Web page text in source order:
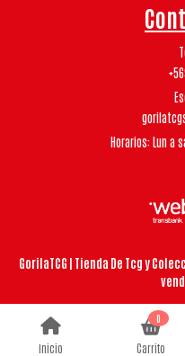
Horarios: Lun a
GorilaTCG | Tienda De Tcg y
Inicio
0
Carrito